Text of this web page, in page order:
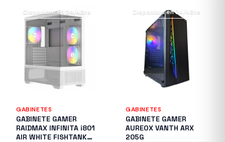
Disponible en 24/48hs
GABINETES
GABINETE GAMER
RAIDMAX INFINITA i801
AIR WHITE FISHTANK
Disponible en 24/48hs
GABINETES
GABINETE GAMER
AUREOX VANTH ARX
205G